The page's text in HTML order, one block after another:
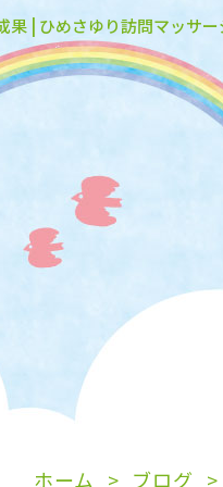
果 | ひめさゆり訪問マッサー
ホーム ブログ